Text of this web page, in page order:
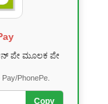
ಪೇ ಮೂಲಕ ಪೇ
PhonePe.
Copy